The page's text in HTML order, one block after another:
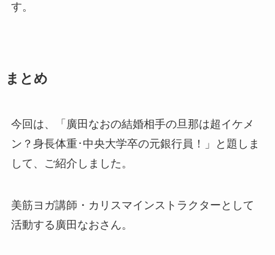
す。
まとめ
今回は、「廣田なおの結婚相手の旦那は超イケメ
ン？身長体重･中央大学卒の元銀行員！」と題しま
して、ご紹介しました。
美筋ヨガ講師・カリスマインストラクターとして
活動する廣田なおさん。